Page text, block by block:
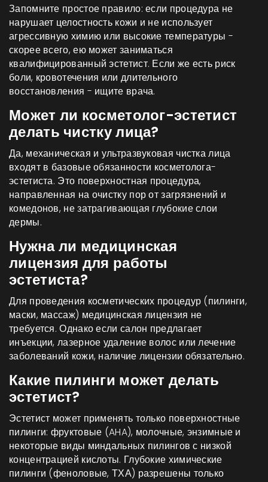
Запомните простое правило: если процедура не
нарушает целостность кожи и не использует
агрессивную химию или высокие температуры -
скорее всего, ею может заниматься
квалифицированный эстетист. Если же есть риск
боли, кровотечения или длительного
восстановления - ищите врача.
Может ли косметолог-эстетист
делать чистку лица?
Да, механическая и ультразвуковая чистка лица
входят в базовые обязанности косметолога-
эстетиста. Это поверхностная процедура,
направленная на очистку пор от загрязнений и
комедонов, не затрагивающая глубокие слои
дермы.
Нужна ли медицинская
лицензия для работы
эстетиста?
Для проведения косметических процедур (пилинги,
маски, массаж) медицинская лицензия не
требуется. Однако если салон предлагает
инъекции, лазерное удаление волос или лечение
заболеваний кожи, наличие лицензии обязательно.
Какие пилинги может делать
эстетист?
Эстетист может применять только поверхностные
пилинги: фруктовые (AHA), молочные, энзимные и
некоторые виды миндальных пилингов с низкой
концентрацией кислоты. Глубокие химические
пилинги (феноловые, ТХА) разрешены только